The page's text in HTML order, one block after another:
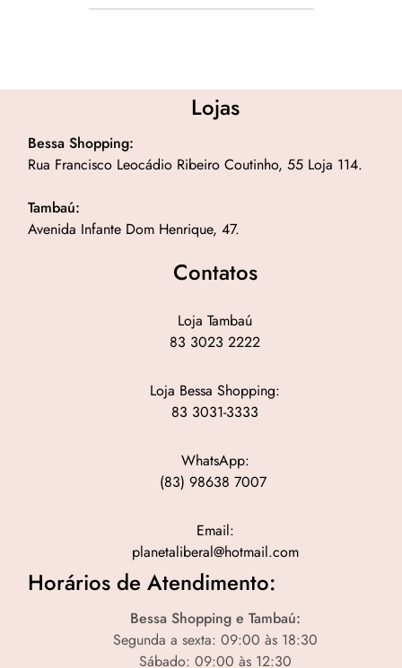
Lojas
Bessa Shopping:
Rua Francisco Leocádio Ribeiro Coutinho, 55 Loja 114.
Tambaú:
Avenida Infante Dom Henrique, 47.
Contatos
Loja Tambaú
83 3023 2222
Loja Bessa Shopping:
83 3031-3333
WhatsApp:
(83) 98638 7007
Email:
planetaliberal@hotmail.com
Horários de Atendimento:
Bessa Shopping e Tambaú:
Segunda a sexta: 09:00 às 18:30
Sábado: 09:00 às 12:30